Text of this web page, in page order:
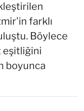
farklı
Böylece
eşitliğini
boyunca